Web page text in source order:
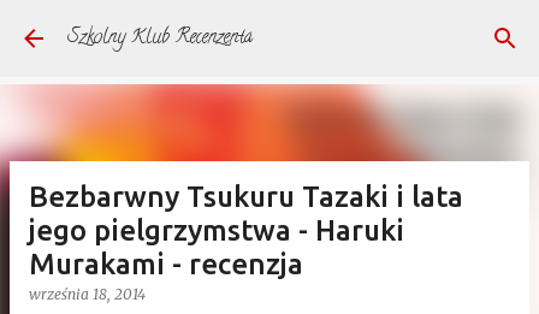
Przejdź do głównej zawartości
Szkolny Klub Recenzenta
Bezbarwny Tsukuru Tazaki i lata
jego pielgrzymstwa - Haruki
Murakami - recenzja
września 18, 2014